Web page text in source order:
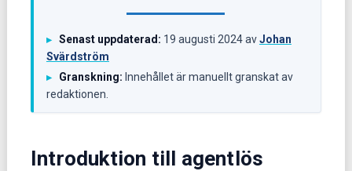
▸ Senast uppdaterad: 19 augusti 2024avJohan
Svärdström
▸ Granskning: Innehållet är manuellt granskat av
redaktionen.
Introduktion till agentlös